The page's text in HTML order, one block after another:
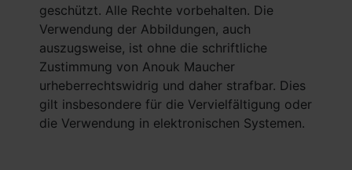
geschützt. Alle Rechte vorbehalten. Die
Verwendung der Abbildungen, auch
auszugsweise, ist ohne die schriftliche
Zustimmung von Anouk Maucher
urheberrechtswidrig und daher strafbar. Dies
gilt insbesondere für die Vervielfältigung oder
die Verwendung in elektronischen Systemen.